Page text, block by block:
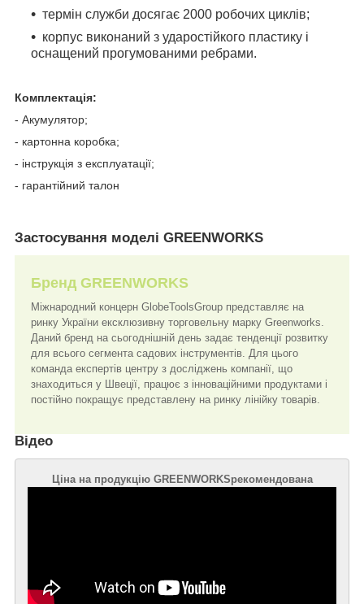
термін служби досягає 2000 робочих циклів;
корпус виконаний з ударостійкого пластику і
оснащений прогумованими ребрами.
Комплектація:
- Акумулятор;
- картонна коробка;
- інструкція з експлуатації;
- гарантійний талон
Застосування моделі GREENWORKS
Бренд GREENWORKS
Міжнародний концерн GlobeToolsGroup представляє на
ринку України ексклюзивну торговельну марку Greenworks.
Даний бренд на сьогоднішній день задає тенденції розвитку
для всього сегмента садових інструментів. Для цього
команда експертів центру з досліджень компанії, що
знаходиться у Швеції, працює з інноваційними продуктами і
постійно покращує представлену на ринку лінійку товарів.
Відео
Ціна на продукцію GREENWORKSрекомендована